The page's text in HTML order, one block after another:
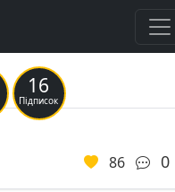
16
Підписок
86 0